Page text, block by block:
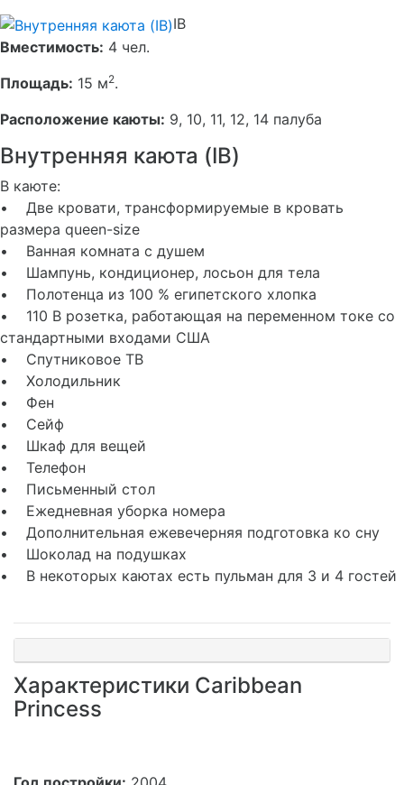
IB
Вместимость: 4 чел.
Площадь: 15 м2.
Расположение каюты: 9, 10, 11, 12, 14 палуба
Внутренняя каюта (IB)
В каюте:
• Две кровати, трансформируемые в кровать
размера queen-size
• Ванная комната с душем
• Шампунь, кондиционер, лосьон для тела
• Полотенца из 100 % египетского хлопка
• 110 В розетка, работающая на переменном токе со
стандартными входами США
• Спутниковое ТВ
• Холодильник
• Фен
• Сейф
• Шкаф для вещей
• Телефон
• Письменный стол
• Ежедневная уборка номера
• Дополнительная ежевечерняя подготовка ко сну
• Шоколад на подушках
• В некоторых каютах есть пульман для 3 и 4 гостей
Характеристики Caribbean
Princess